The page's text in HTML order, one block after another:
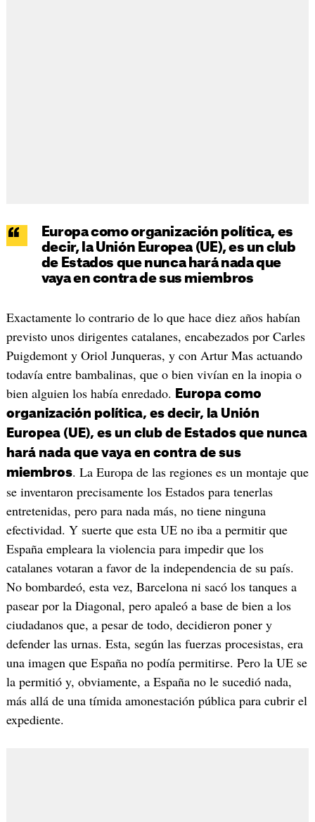
Europa como organización política, es
decir, la Unión Europea (UE), es un club
de Estados que nunca hará nada que
vaya en contra de sus miembros
Exactamente lo contrario de lo que hace diez años habían
previsto unos dirigentes catalanes, encabezados por Carles
Puigdemont y Oriol Junqueras, y con Artur Mas actuando
todavía entre bambalinas, que o bien vivían en la inopia o
bien alguien los había enredado.
Europa como
organización política, es decir, la Unión
Europea (UE), es un club de Estados que nunca
hará nada que vaya en contra de sus
miembros. La Europa de las regiones es un montaje que
se inventaron precisamente los Estados para tenerlas
entretenidas, pero para nada más, no tiene ninguna
efectividad. Y suerte que esta UE no iba a permitir que
España empleara la violencia para impedir que los
catalanes votaran a favor de la independencia de su país.
No bombardeó, esta vez, Barcelona ni sacó los tanques a
pasear por la Diagonal, pero apaleó a base de bien a los
ciudadanos que, a pesar de todo, decidieron poner y
defender las urnas. Esta, según las fuerzas procesistas, era
una imagen que España no podía permitirse. Pero la UE se
la permitió y, obviamente, a España no le sucedió nada,
más allá de una tímida amonestación pública para cubrir el
expediente.